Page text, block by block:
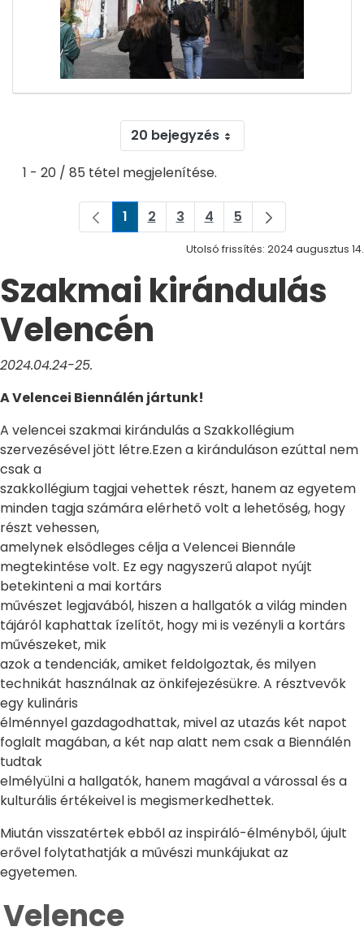
20 bejegyzés
1 - 20 / 85 tétel megjelenítése.
Oldal
1 Oldal
2 Oldal
3 Oldal
4 Oldal
5
Utolsó frissítés: 2024 augusztus 14.
Szakmai kirándulás
Velencén
2024.04.24-25.
A Velencei Biennálén jártunk!
A velencei szakmai kirándulás a Szakkollégium
szervezésével jött létre.Ezen a kiránduláson ezúttal nem
csak a
szakkollégium tagjai vehettek részt, hanem az egyetem
minden tagja számára elérhető volt a lehetőség, hogy
részt vehessen,
amelynek elsődleges célja a Velencei Biennále
megtekintése volt. Ez egy nagyszerű alapot nyújt
betekinteni a mai kortárs
művészet legjavából, hiszen a hallgatók a világ minden
tájáról kaphattak ízelítőt, hogy mi is vezényli a kortárs
művészeket, mik
azok a tendenciák, amiket feldolgoztak, és milyen
technikát használnak az önkifejezésükre. A résztvevők
egy kulináris
élménnyel gazdagodhattak, mivel az utazás két napot
foglalt magában, a két nap alatt nem csak a Biennálén
tudtak
elmélyülni a hallgatók, hanem magával a várossal és a
kulturális értékeivel is megismerkedhettek.
Miután visszatértek ebből az inspiráló-élményből, újult
erővel folytathatják a művészi munkájukat az
egyetemen.
Velence